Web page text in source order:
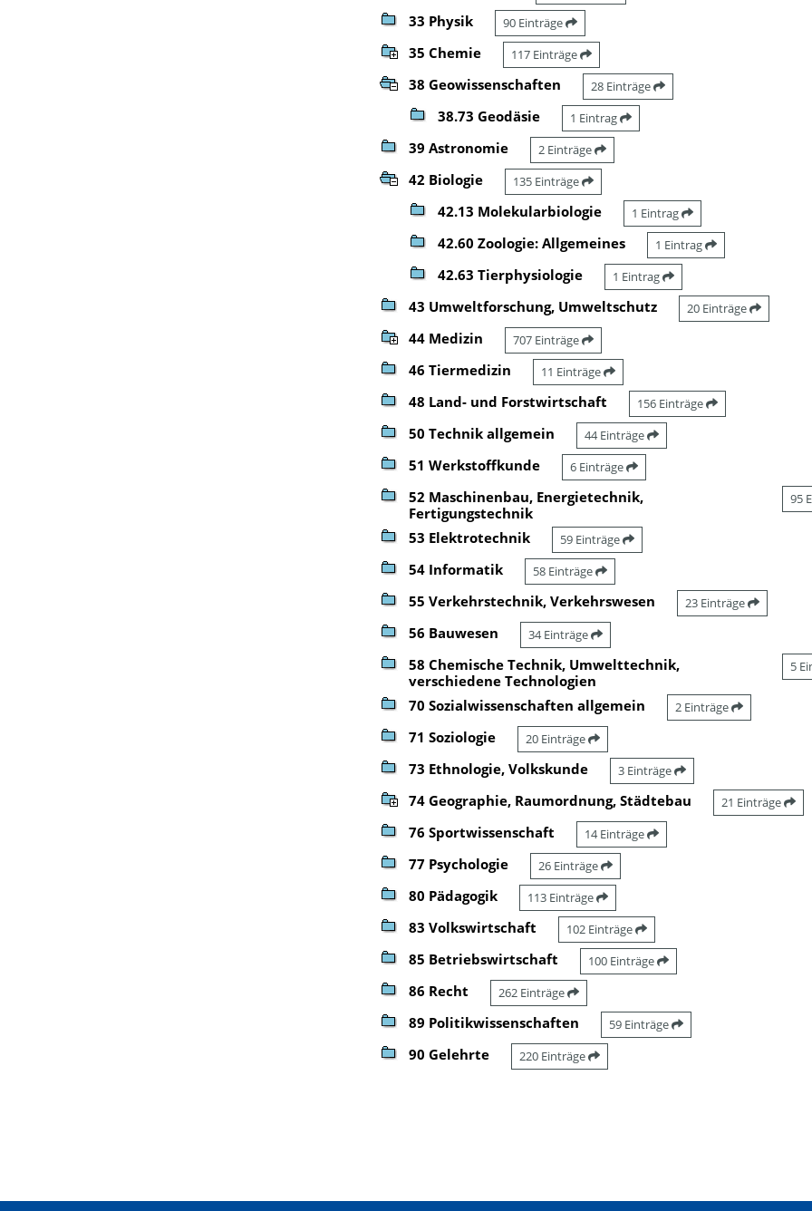
33 Physik 90 Einträge
35 Chemie 117 Einträge
38 Geowissenschaften 28 Einträge
38.73 Geodäsie 1 Eintrag
39 Astronomie 2 Einträge
42 Biologie 135 Einträge
42.13 Molekularbiologie 1 Eintrag
42.60 Zoologie: Allgemeines 1 Eintrag
42.63 Tierphysiologie 1 Eintrag
43 Umweltforschung, Umweltschutz 20 Einträge
44 Medizin 707 Einträge
46 Tiermedizin 11 Einträge
48 Land- und Forstwirtschaft 156 Einträge
50 Technik allgemein 44 Einträge
51 Werkstoffkunde 6 Einträge
52 Maschinenbau, Energietechnik,
Fertigungstechnik
95
53 Elektrotechnik 59 Einträge
54 Informatik 58 Einträge
55 Verkehrstechnik, Verkehrswesen 23 Einträge
56 Bauwesen 34 Einträge
58 Chemische Technik, Umwelttechnik,
verschiedene Technologien
5
70 Sozialwissenschaften allgemein 2 Einträge
71 Soziologie 20 Einträge
73 Ethnologie, Volkskunde 3 Einträge
74 Geographie, Raumordnung, Städtebau 21 Einträge
76 Sportwissenschaft 14 Einträge
77 Psychologie 26 Einträge
80 Pädagogik 113 Einträge
83 Volkswirtschaft 102 Einträge
85 Betriebswirtschaft 100 Einträge
86 Recht 262 Einträge
89 Politikwissenschaften 59 Einträge
90 Gelehrte 220 Einträge